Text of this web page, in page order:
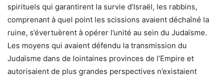
spirituels qui garantirent la survie d’Israël, les rabbins,
comprenant à quel point les scissions avaient déchaîné la
ruine, s’évertuèrent à opérer l’unité au sein du Judaïsme.
Les moyens qui avaient défendu la transmission du
Judaïsme dans de lointaines provinces de l’Empire et
autorisaient de plus grandes perspectives n’existaient